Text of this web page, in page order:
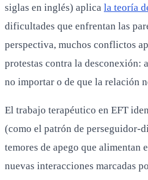
siglas en inglés) aplica la teoría
dificultades que enfrentan las
perspectiva, muchos conflictos
protestas contra la desconexión:
no importar o de que la relación
El trabajo terapéutico en EFT
(como el patrón de perseguidor-
temores de apego que alimentan
nuevas interacciones marcadas